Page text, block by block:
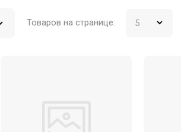
Товаров на странице: